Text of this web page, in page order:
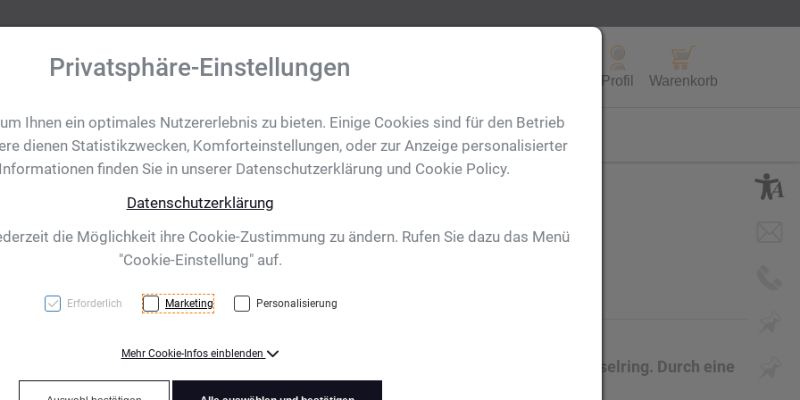
Profil Warenkorb
Ihre Eventanfrage Shop für CH/FL
Bern, braun
Runder Schlüsselanhänger aus Buchenholz mit Schlüsselring. Durch eine
Privatsphäre-Einstellungen
Ihnen ein optimales Nutzererlebnis zu bieten. Einige Cookies sind für den Betrieb
dienen Statistikzwecken, Komforteinstellungen, oder zur Anzeige personalisierter
finden Sie in unserer Datenschutzerklärung und Cookie Policy.
Datenschutzerklärung
die Möglichkeit ihre Cookie-Zustimmung zu ändern. Rufen Sie dazu das Menü
"Cookie-Einstellung" auf.
Erforderlich Marketing Personalisierung
Mehr Cookie-Infos einblenden